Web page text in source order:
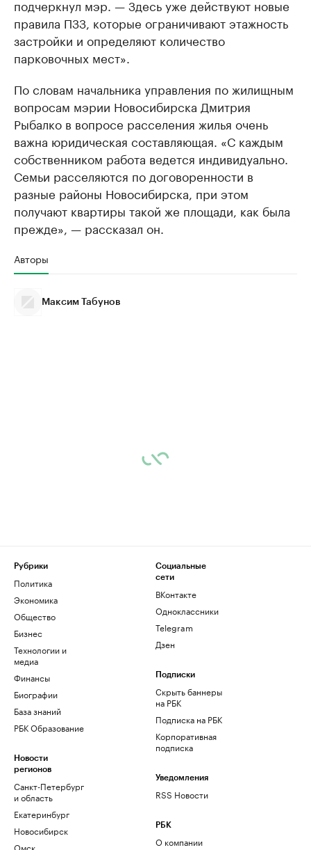
подчеркнул мэр. — Здесь уже действуют новые
правила ПЗЗ, которые ограничивают этажность
застройки и определяют количество
парковочных мест».
По словам начальника управления по жилищным
вопросам мэрии Новосибирска Дмитрия
Рыбалко в вопросе расселения жилья очень
важна юридическая составляющая. «С каждым
собственником работа ведется индивидуально.
Семьи расселяются по договоренности в
разные районы Новосибирска, при этом
получают квартиры такой же площади, как была
прежде», — рассказал он.
Авторы
Максим Табунов
Рубрики
Политика
Экономика
Общество
Бизнес
Технологии и
медиа
Финансы
Биографии
База знаний
РБК Образование
Новости
регионов
Санкт-Петербург
и область
Екатеринбург
Новосибирск
Омск
Социальные
сети
ВКонтакте
Одноклассники
Telegram
Дзен
Подписки
Скрыть баннеры
на РБК
Подписка на РБК
Корпоративная
подписка
Уведомления
RSS Новости
РБК
О компании